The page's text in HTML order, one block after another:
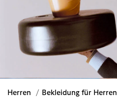
Herren / Bekleidung für Herren